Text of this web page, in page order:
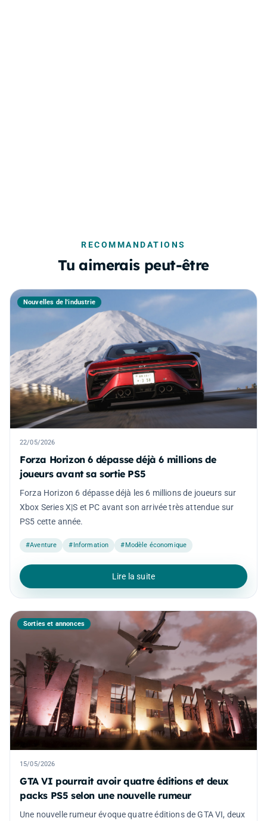
RECOMMANDATIONS
Tu aimerais peut-être
Nouvelles de l'industrie
22/05/2026
Forza Horizon 6 dépasse déjà 6 millions de
joueurs avant sa sortie PS5
Forza Horizon 6 dépasse déjà les 6 millions de joueurs sur
Xbox Series X|S et PC avant son arrivée très attendue sur
PS5 cette année.
#Aventure #Information #Modèle économique
Lire la suite
Sorties et annonces
15/05/2026
GTA VI pourrait avoir quatre éditions et deux
packs PS5 selon une nouvelle rumeur
Une nouvelle rumeur évoque quatre éditions de GTA VI, deux